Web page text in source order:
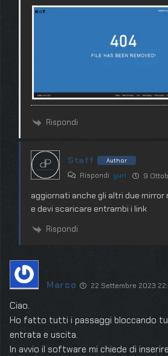
Rispondi
Staff Author
Rispondi yuri 9
aggiornati anche gli altri due mirror
e devi scaricare entrambi i link
Rispondi
Marco 22 Settembre 2023
Ciao.
Ho fatto tutti i passaggi bloccando
entrata e uscita.
In avvio il software mi chiede di